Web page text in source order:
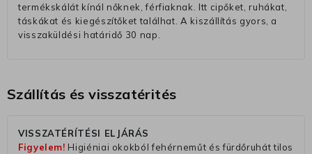
termékskálát kínál nőknek, férfiaknak. Itt cipőket, ruhákat,
táskákat és kiegészítőket találhat. A kiszállítás gyors, a
visszaküldési határidő 30 nap.
Szállítás és visszatérités
VISSZATÉRÍTÉSI ELJÁRÁS
Figyelem! Higiéniai okokból fehérneműt és fürdőruhát tilos